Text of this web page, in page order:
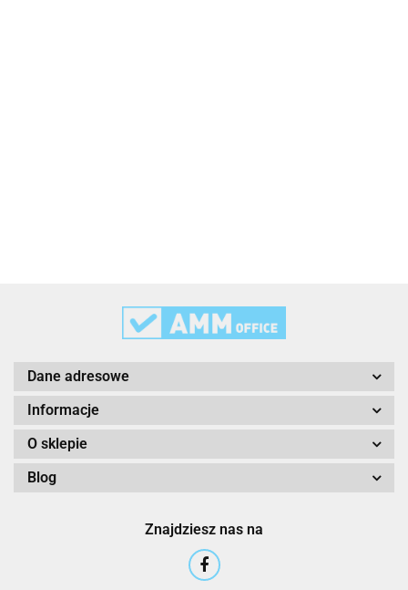
Dane adresowe
Informacje
O sklepie
Blog
Znajdziesz nas na